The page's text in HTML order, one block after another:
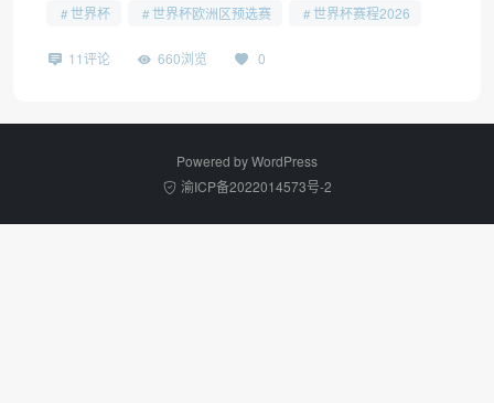
世界杯 世界杯欧洲区预选赛 世界杯赛程2026
11评论 660浏览 0
Powered byWordPress
渝ICP备2022014573号-2